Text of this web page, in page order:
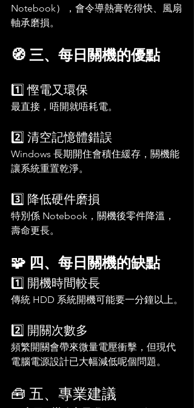
Notebook），會令導熱膏乾得快、風扇
軸承磨損。
🧭 三、每日關機的優點
1️⃣ 慳電又環保
最直接，唔開就唔耗電。
2️⃣ 清空記憶體錯誤
Windows 長期開住會積住緩存，關機能
讓系統重置乾淨。
3️⃣ 降低硬件磨損
特別係 Notebook，關機後零件降溫，
壽命更長。
🧩 四、每日關機的缺點
1️⃣ 開機時間較長
傳統 HDD 系統開機可能要一分鐘以上。
2️⃣ 開關次數多
頻繁開關會帶來微量電壓衝擊，但現代
電腦電源設計已大幅減低呢個問題。
🧰 五、專業建議